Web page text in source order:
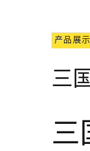
产品展示
三
三